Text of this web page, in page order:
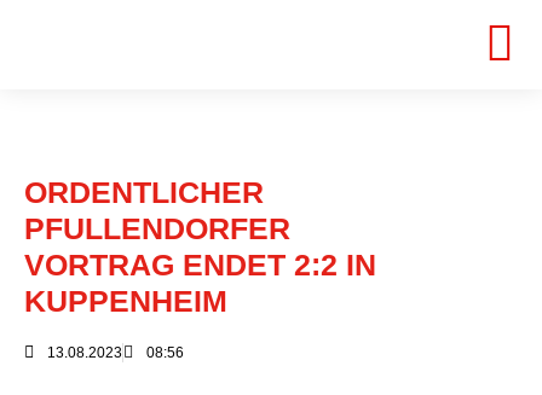
ORDENTLICHER
PFULLENDORFER
VORTRAG ENDET 2:2 IN
KUPPENHEIM
13.08.2023 08:56